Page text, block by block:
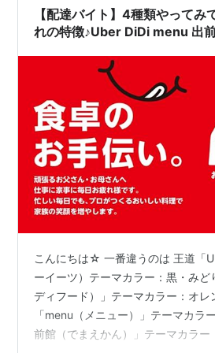
クエもいれて約3時間で…
【配達バイト】4種類やってみ
れの特徴♪Uber DiDi menu 出
こんにちは☆ 一番違うのは 王道「
ーイーツ）テーマカラー：黒・みど
ディフード）」テーマカラー：オレ
「menu（メニュー）」テーマカラ
前館（でまえかん）」テーマカラー